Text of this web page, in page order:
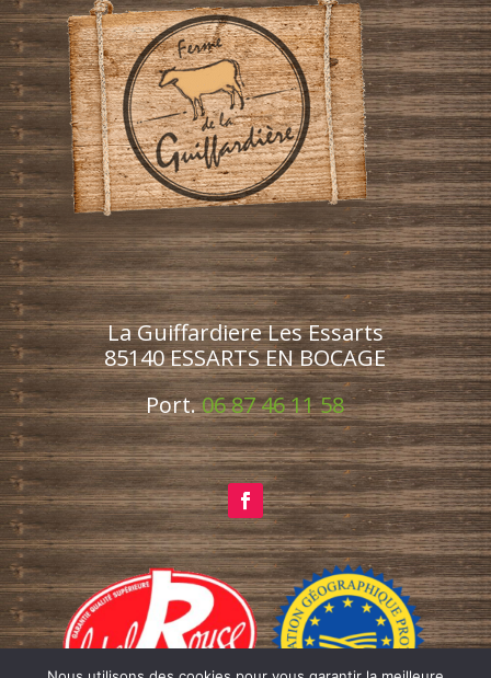
La Guiffardiere Les Essarts
85140 ESSARTS EN BOCAGE
Port.06 87 46 11 58